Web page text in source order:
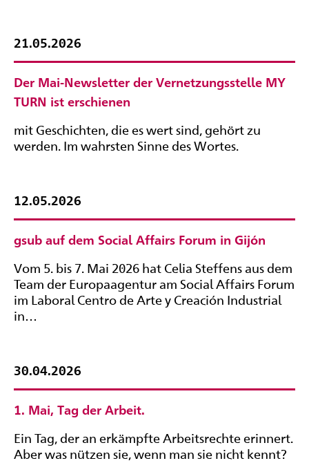
21.05.2026
Der Mai-Newsletter der Vernetzungsstelle MY
TURN ist erschienen
mit Geschichten, die es wert sind, gehört zu
werden. Im wahrsten Sinne des Wortes.
12.05.2026
gsub auf dem Social Affairs Forum in Gijón
Vom 5. bis 7. Mai 2026 hat Celia Steffens aus dem
Team der Europaagentur am Social Affairs Forum
im Laboral Centro de Arte y Creación Industrial
in…
30.04.2026
1. Mai, Tag der Arbeit.
Ein Tag, der an erkämpfte Arbeitsrechte erinnert.
Aber was nützen sie, wenn man sie nicht kennt?